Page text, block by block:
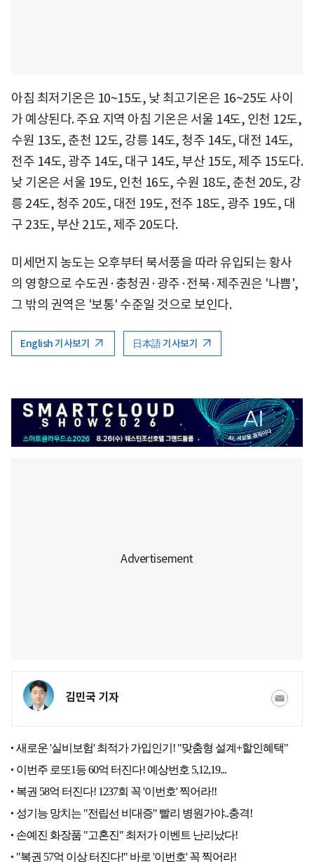
아침 최저기온은 10~15도, 낮 최고기온은 16~25도 사이
가 예상된다. 주요 지역 아침 기온은 서울 14도, 인천 12도,
수원 13도, 춘천 12도, 강릉 14도, 청주 14도, 대전 14도,
전주 14도, 광주 14도, 대구 14도, 부산 15도, 제주 15도다.
낮 기온은 서울 19도, 인천 16도, 수원 18도, 춘천 20도, 강
릉 24도, 청주 20도, 대전 19도, 전주 18도, 광주 19도, 대
구 23도, 부산 21도, 제주 20도다.
미세먼지 농도는 오후부터 북서풍을 따라 유입되는 황사
의 영향으로 수도권·충청권·광주·전북·제주권은 '나쁨',
그 밖의 권역은 '보통' 수준일 것으로 보인다.
English 기사보기 日本語 기사보기
김민국 기자